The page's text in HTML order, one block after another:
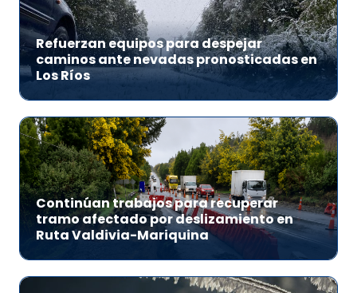
Refuerzan equipos para despejar
caminos ante nevadas pronosticadas en
Los Ríos
Continúan trabajos para recuperar
tramo afectado por deslizamiento en
Ruta Valdivia-Mariquina